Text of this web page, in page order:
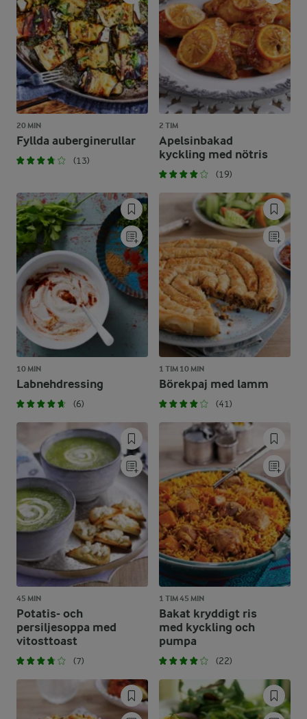
20 MIN
Fyllda auberginerullar
(13)
2 TIM
Apelsinbakad
kyckling med nötris
(19)
10 MIN
Labnehdressing
(6)
1 TIM 10 MIN
Börekpaj med lamm
(41)
45 MIN
Potatis- och
persiljesoppa med
vitosttoast
(7)
1 TIM 45 MIN
Bakat kryddigt ris
med kyckling och
pumpa
(22)